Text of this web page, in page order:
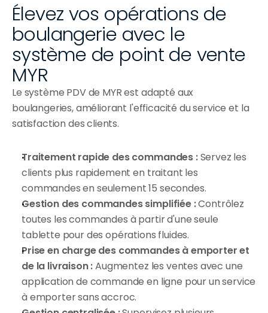
Élevez vos opérations de
boulangerie avec le
système de point de vente
MYR
Le système PDV de MYR est adapté aux
boulangeries, améliorant l'efficacité du service et la
satisfaction des clients.
Traitement rapide des commandes : Servez les
clients plus rapidement en traitant les
commandes en seulement 15 secondes.
Gestion des commandes simplifiée : Contrôlez
toutes les commandes à partir d'une seule
tablette pour des opérations fluides.
Prise en charge des commandes à emporter et
de la livraison : Augmentez les ventes avec une
application de commande en ligne pour un service
à emporter sans accroc.